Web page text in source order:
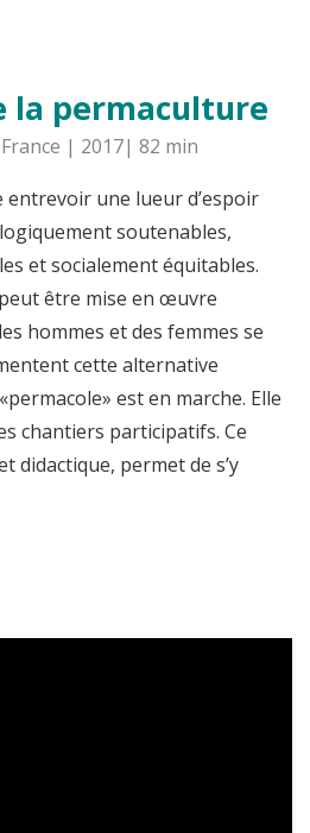
la permaculture
| 2017| 82 min
entrevoir une lueur d’espoir
soutenables,
et socialement équitables.
être mise en œuvre
hommes et des femmes se
cette alternative
est en marche. Elle
chantiers participatifs. Ce
didactique, permet de s’y